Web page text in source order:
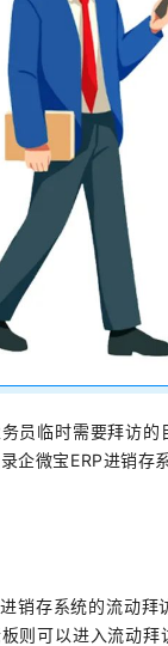
员临时需要拜访的
企微宝ERP进销存
销存系统的流动
则可以进入流动